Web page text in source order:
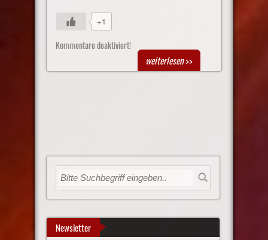
+1
Kommentare deaktiviert!
weiterlesen>>
Newsletter